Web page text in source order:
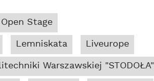
Open Stage
Lemniskata
Liveurope
Warszawskiej "STODOŁA"